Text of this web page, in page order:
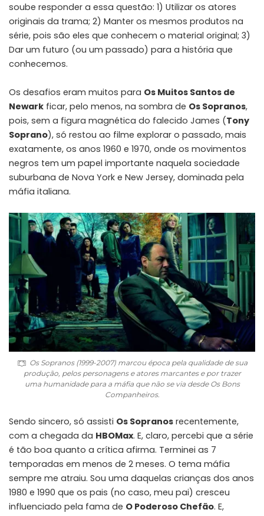
soube responder a essa questão: 1) Utilizar os atores
originais da trama; 2) Manter os mesmos produtos na
série, pois são eles que conhecem o material original; 3)
Dar um futuro (ou um passado) para a história que
conhecemos.
Os desafios eram muitos para Os Muitos Santos de
Newark ficar, pelo menos, na sombra de Os Sopranos,
pois, sem a figura magnética do falecido James (Tony
Soprano), só restou ao filme explorar o passado, mais
exatamente, os anos 1960 e 1970, onde os movimentos
negros tem um papel importante naquela sociedade
suburbana de Nova York e New Jersey, dominada pela
máfia italiana.
Os Sopranos (1999-2007) marcou época pela qualidade de sua
produção, pelos personagens e atores marcantes e por trazer
uma humanidade para a máfia que não se via desde Os Bons
Companheiros.
Sendo sincero, só assisti Os Sopranos recentemente,
com a chegada da HBOMax. E, claro, percebi que a série
é tão boa quanto a crítica afirma. Terminei as 7
temporadas em menos de 2 meses. O tema máfia
sempre me atraiu. Sou uma daquelas crianças dos anos
1980 e 1990 que os pais (no caso, meu pai) cresceu
influenciado pela fama de O Poderoso Chefão. E,